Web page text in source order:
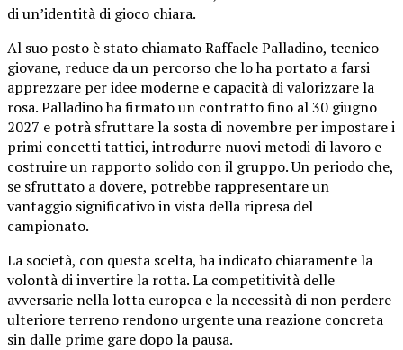
di un’identità di gioco chiara.
Al suo posto è stato chiamato Raffaele Palladino, tecnico
giovane, reduce da un percorso che lo ha portato a farsi
apprezzare per idee moderne e capacità di valorizzare la
rosa. Palladino ha firmato un contratto fino al 30 giugno
2027 e potrà sfruttare la sosta di novembre per impostare i
primi concetti tattici, introdurre nuovi metodi di lavoro e
costruire un rapporto solido con il gruppo. Un periodo che,
se sfruttato a dovere, potrebbe rappresentare un
vantaggio significativo in vista della ripresa del
campionato.
La società, con questa scelta, ha indicato chiaramente la
volontà di invertire la rotta. La competitività delle
avversarie nella lotta europea e la necessità di non perdere
ulteriore terreno rendono urgente una reazione concreta
sin dalle prime gare dopo la pausa.